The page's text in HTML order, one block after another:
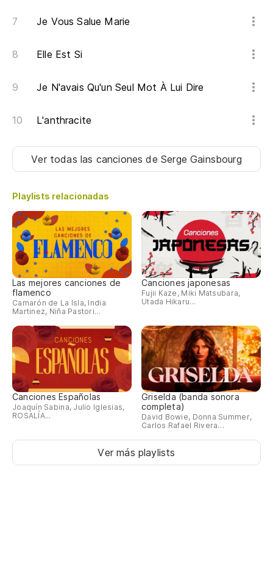
Je Vous Salue Marie
Elle Est Si
Je N'avais Qu'un Seul Mot À Lui Dire
L'anthracite
Ver todas las cancionesde Serge Gainsbourg
Playlists relacionadas
Las mejores canciones de
flamenco
Camarón de La Isla, India
Martinez, Niña Pastori...
Canciones japonesas
Fujii Kaze, Miki Matsubara,
Utada Hikaru...
Canciones Españolas
Joaquín Sabina, Julio Iglesias,
ROSALÍA...
Griselda (banda sonora
completa)
David Bowie, Donna Summer,
Carlos Rafael Rivera…
Ver más playlists